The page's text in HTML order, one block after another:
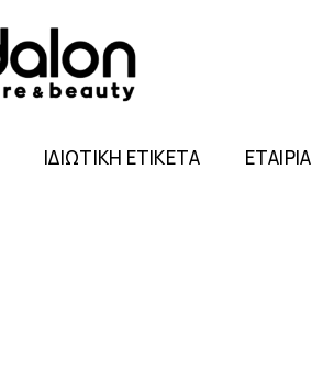
ΙΔΙΩΤΙΚΗ ΕΤΙΚΕΤΑ ΕΤΑΙΡΙΑ